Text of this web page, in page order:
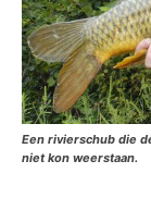
Een rivierschub die
niet kon weerstaan.